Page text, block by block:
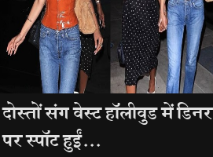
दोस्तों संग वेस्ट हॉलीवुड में डिनर
पर स्पॉट हुईं...